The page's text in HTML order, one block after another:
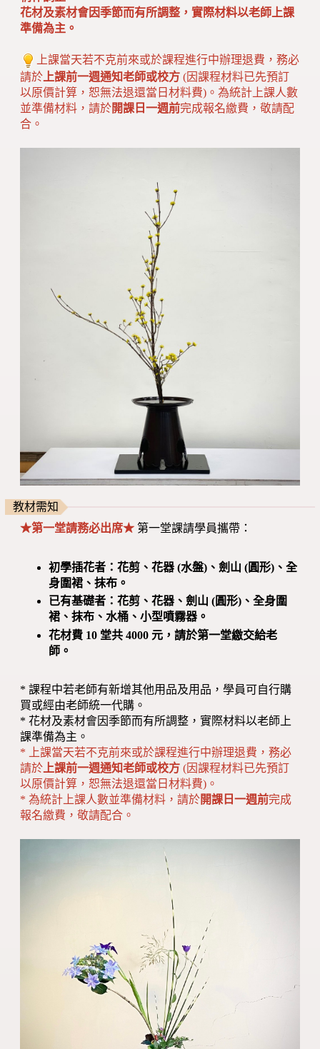
花材及素材會因季節而有所調整，實際材料以老師上課
準備為主。
上課當天若不克前來或於課程進行中辦理退費，務必
請於 上課前一週通知老師或校方 (因課程材料已先預訂
以原價計算，恕無法退還當日材料費)。為統計上課人數
並準備材料，請於開課日一週前完成報名繳費，敬請配
合。
教材需知
★第一堂請務必出席★第一堂課請學員攜帶：
初學插花者：花剪、花器 (水盤)、劍山 (圓形)、全
身圍裙、抹布。
已有基礎者：花剪、花器、劍山 (圓形)、全身圍
裙、抹布、水桶、小型噴霧器。
花材費 10 堂共 4000 元，請於第一堂繳交給老
師。
* 課程中若老師有新增其他用品及用品，學員可自行購
買或經由老師統一代購。
* 花材及素材會因季節而有所調整，實際材料以老師上
課準備為主。
* 上課當天若不克前來或於課程進行中辦理退費，務必
請於 上課前一週通知老師或校方 (因課程材料已先預訂
以原價計算，恕無法退還當日材料費)。
* 為統計上課人數並準備材料，請於開課日一週前完成
報名繳費，敬請配合。